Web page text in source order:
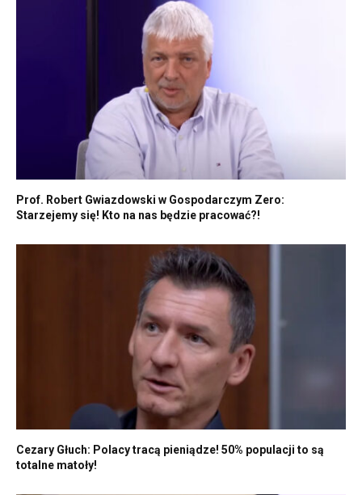
Prof. Robert Gwiazdowski w Gospodarczym Zero:
Starzejemy się! Kto na nas będzie pracować?!
Cezary Głuch: Polacy tracą pieniądze! 50% populacji to są
totalne matoły!